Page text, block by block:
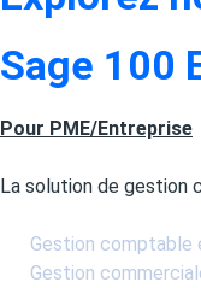
Sage 100
Pour PME/Entreprise
La solution de gestion
Gestion comptable
Gestion